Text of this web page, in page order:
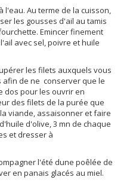
l'eau. Au terme de la cuisson,
les gousses d'ail au tamis
Emincer finement
avec sel, poivre et huile
les filets auxquels vous
de ne conserver que le
dos pour les ouvrir en
des filets de la purée que
viande, assaisonner et faire
d'olive, 3 mn de chaque
et dresser à
l'été dune poêlée de
en panais glacés au miel.